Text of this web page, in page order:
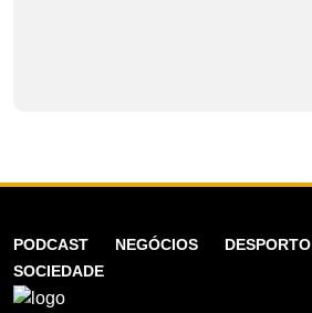
PODCAST NEGÓCIOS DESPORTO
SOCIEDADE